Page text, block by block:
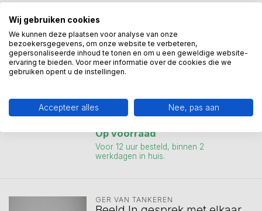
Vergelijk
Cadeauset: Glazen schaal
‘Samen een sterke band’ +
Rode wijn
De kunstzinnige glazen schaal (Ø40
cm) met dynamische mensfiguren
€99,00
Op voorraad
Voor 12 uur besteld, binnen 2
werkdagen in huis.
GER VAN TANKEREN
Wij gebruiken cookies
We kunnen deze plaatsen voor analyse van onze
bezoekersgegevens, om onze website te verbeteren,
gepersonaliseerde inhoud te tonen en om u een geweldige website-
ervaring te bieden. Voor meer informatie over de cookies die we
gebruiken opent u de instellingen.
Accepteer alles Nee, pas aan